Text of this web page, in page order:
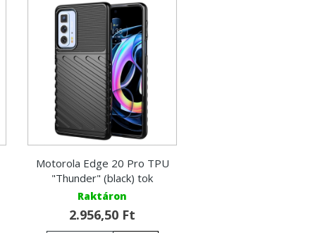
Motorola Edge 20 Pro TPU
"Thunder" (black) tok
Raktáron
2.956,50 Ft